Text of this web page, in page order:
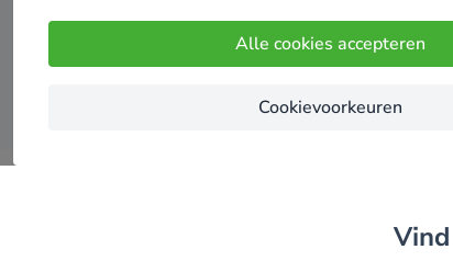
Alle cookies accepteren
Cookievoorkeuren